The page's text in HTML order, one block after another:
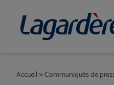
Accueil »Communiqués de